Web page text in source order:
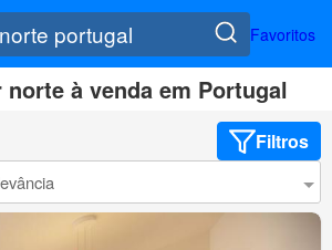
Favoritos
à venda em Portugal
Filtros